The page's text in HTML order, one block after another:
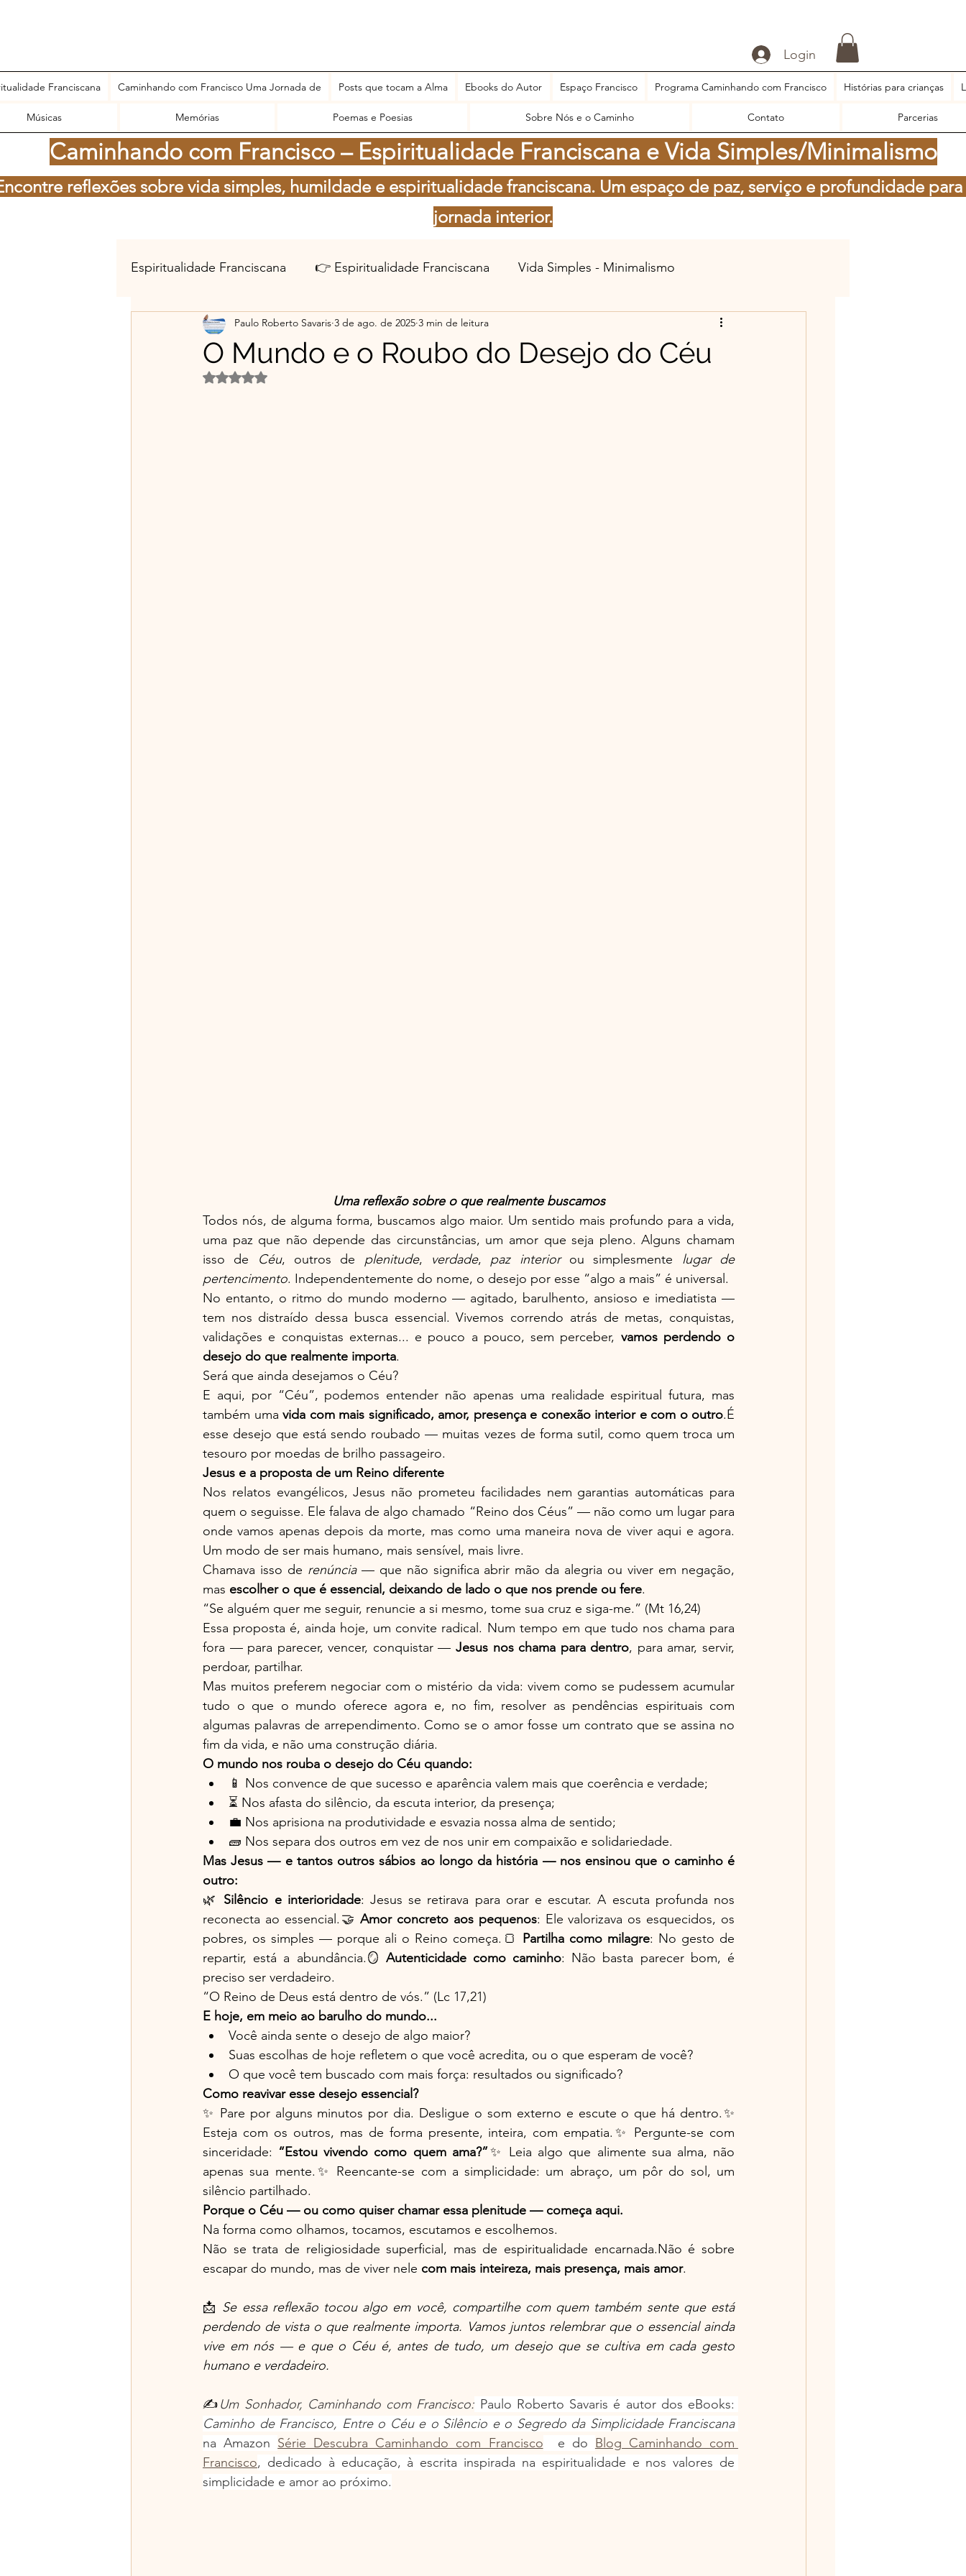
Login
Franciscana Caminhando com Francisco Uma Jornada de Posts que tocam a Alma Ebooks do Autor Espaço Francisco Programa Caminhando com Francisco Histórias para crianças
Músicas Memórias Poemas e Poesias Sobre Nós e o Caminho Contato Parcerias
Caminhando com Francisco – Espiritualidade Franciscana e Vida Simples/Minimalismo
reflexões sobre vida simples, humildade e espiritualidade franciscana. Um espaço de paz, serviço e profundidade para
jornada interior.
Espiritualidade Franciscana 👉 Espiritualidade Franciscana Vida Simples - Minimalismo
Projetos Educativos Flor da Serra do Sul - Histórias
Material gratuito e Publicidade
O Mundo e o Roubo do Desejo do Céu
Paulo Roberto Savaris 3 de ago. de 2025 3 min de leitura
Avaliado com NaN de 5 estrelas.
Uma reflexão sobre o que realmente buscamos
Todos nós, de alguma forma, buscamos algo maior. Um sentido mais profundo para a vida,
uma paz que não depende das circunstâncias, um amor que seja pleno. Alguns chamam
isso de
Céu, outros de plenitude, verdade, paz interior ou simplesmente lugar de
pertencimento. Independentemente do nome, o desejo por esse “algo a mais” é universal.
No entanto, o ritmo do mundo moderno — agitado, barulhento, ansioso e imediatista —
tem nos distraído dessa busca essencial. Vivemos correndo atrás de metas, conquistas,
validações e conquistas externas... e pouco a pouco, sem perceber, vamos perdendo o
desejo do que realmente importa.
Será que ainda desejamos o Céu?
E aqui, por “Céu”, podemos entender não apenas uma realidade espiritual futura, mas
também uma vida com mais significado, amor, presença e conexão interior e com o outro.É
esse desejo que está sendo roubado — muitas vezes de forma sutil, como quem troca um
tesouro por moedas de brilho passageiro.
Jesus e a proposta de um Reino diferente
Nos relatos evangélicos, Jesus não prometeu facilidades nem garantias automáticas para
quem o seguisse. Ele falava de algo chamado “Reino dos Céus” — não como um lugar para
onde vamos apenas depois da morte, mas como uma maneira nova de viver aqui e agora.
Um modo de ser mais humano, mais sensível, mais livre.
Chamava isso de renúncia — que não significa abrir mão da alegria ou viver em negação,
mas escolher o que é essencial, deixando de lado o que nos prende ou fere.
“Se alguém quer me seguir, renuncie a si mesmo, tome sua cruz e siga-me.” (Mt 16,24)
Essa proposta é, ainda hoje, um convite radical. Num tempo em que tudo nos chama para
fora — para parecer, vencer, conquistar — Jesus nos chama para dentro, para amar, servir,
perdoar, partilhar.
Mas muitos preferem negociar com o mistério da vida: vivem como se pudessem acumular
tudo o que o mundo oferece agora e, no fim, resolver as pendências espirituais com
algumas palavras de arrependimento. Como se o amor fosse um contrato que se assina no
fim da vida, e não uma construção diária.
O mundo nos rouba o desejo do Céu quando:
📱 Nos convence de que sucesso e aparência valem mais que coerência e verdade;
⏳ Nos afasta do silêncio, da escuta interior, da presença;
💼 Nos aprisiona na produtividade e esvazia nossa alma de sentido;
🧱 Nos separa dos outros em vez de nos unir em compaixão e solidariedade.
Mas Jesus — e tantos outros sábios ao longo da história — nos ensinou que o caminho é
outro:
🌿 Silêncio e interioridade: Jesus se retirava para orar e escutar. A escuta profunda nos
reconecta ao essencial.🤝 Amor concreto aos pequenos: Ele valorizava os esquecidos, os
pobres, os simples — porque ali o Reino começa.🍞 Partilha como milagre: No gesto de
repartir, está a abundância.🪞 Autenticidade como caminho: Não basta parecer bom, é
preciso ser verdadeiro.
“O Reino de Deus está dentro de vós.” (Lc 17,21)
E hoje, em meio ao barulho do mundo...
Você ainda sente o desejo de algo maior?
Suas escolhas de hoje refletem o que você acredita, ou o que esperam de você?
O que você tem buscado com mais força: resultados ou significado?
Como reavivar esse desejo essencial?
✨ Pare por alguns minutos por dia. Desligue o som externo e escute o que há dentro.✨
Esteja com os outros, mas de forma presente, inteira, com empatia.✨ Pergunte-se com
sinceridade: “Estou vivendo como quem ama?”✨ Leia algo que alimente sua alma, não
apenas sua mente.✨ Reencante-se com a simplicidade: um abraço, um pôr do sol, um
silêncio partilhado.
Porque o Céu — ou como quiser chamar essa plenitude — começa aqui.
Na forma como olhamos, tocamos, escutamos e escolhemos.
Não se trata de religiosidade superficial, mas de espiritualidade encarnada.Não é sobre
escapar do mundo, mas de viver nele com mais inteireza, mais presença, mais amor.
📩 Se essa reflexão tocou algo em você, compartilhe com quem também sente que está
perdendo de vista o que realmente importa. Vamos juntos relembrar que o essencial ainda
vive em nós — e que o Céu é, antes de tudo, um desejo que se cultiva em cada gesto
humano e verdadeiro.
✍Um Sonhador, Caminhando com Francisco:
Caminho de Francisco, Entre o Céu e o Silêncio e o Segredo da Simplicidade Franciscana
na Amazon Série Descubra Caminhando com Francisco e do Blog Caminhando com
Francisco, dedicado à educação, à escrita inspirada na espiritualidade e nos valores de
simplicidade e amor ao próximo.